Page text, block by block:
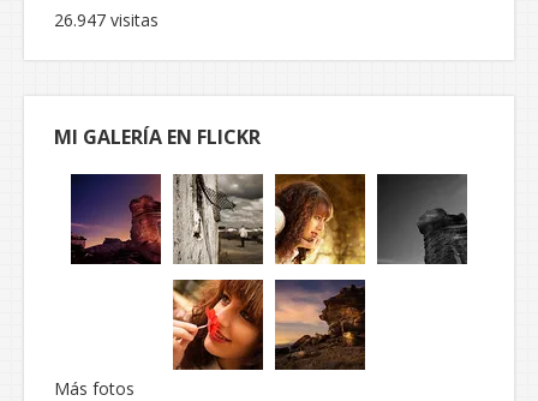
26.947 visitas
MI GALERÍA EN FLICKR
Más fotos